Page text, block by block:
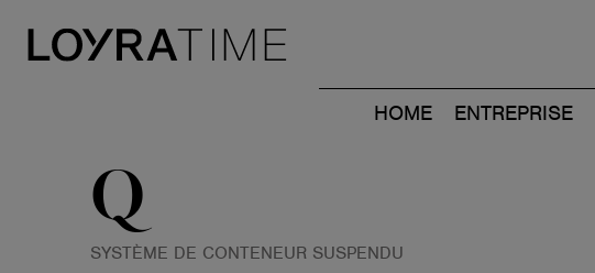
HOME ENTREPRISE
Q
SYSTÈME DE CONTENEUR SUSPENDU